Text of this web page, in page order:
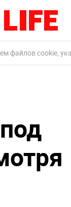
файлов cookie,